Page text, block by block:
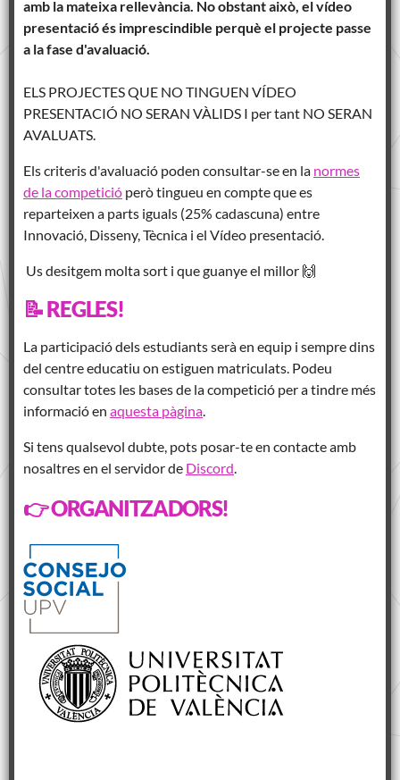
amb la mateixa rellevància. No obstant això, el vídeo
presentació és imprescindible perquè el projecte passe
a la fase d'avaluació.
ELS PROJECTES QUE NO TINGUEN VÍDEO
PRESENTACIÓ NO SERAN VÀLIDS I per tant NO SERAN
AVALUATS.
Els criteris d'avaluació poden consultar-se en la normes
de la competició però tingueu en compte que es
reparteixen a parts iguals (25% cadascuna) entre
Innovació, Disseny, Tècnica i el Vídeo presentació.
Us desitgem molta sort i que guanye el millor 🙌
📝 REGLES!
La participació dels estudiants serà en equip i sempre dins
del centre educatiu on estiguen matriculats. Podeu
consultar totes les bases de la competició per a tindre més
informació en aquesta pàgina.
Si tens qualsevol dubte, pots posar-te en contacte amb
nosaltres en el servidor de Discord.
👉 ORGANITZADORS!